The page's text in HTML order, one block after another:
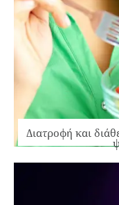
Διατροφή και